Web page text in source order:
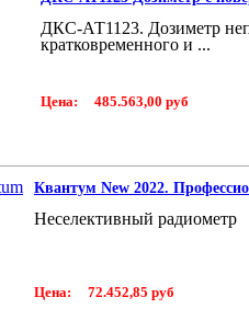
ДКС-АТ1123. Дозиметр
кратковременного и ...
Цена: 485.563,00 руб
Квантум New 2022.
Неселективный радиометр
Цена: 72.452,85 руб